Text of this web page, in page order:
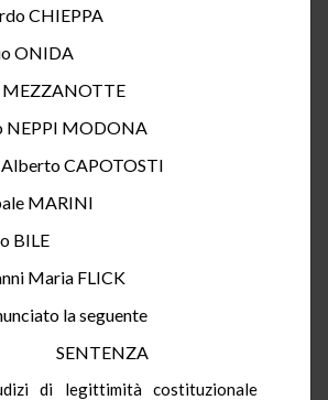
CHIEPPA
ONIDA
MEZZANOTTE
NEPPI MODONA
CAPOTOSTI
MARINI
BILE
Maria FLICK
la seguente
SENTENZA
di legittimità costituzionale